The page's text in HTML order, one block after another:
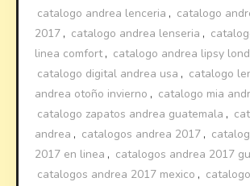
catalogo andrea lenceria , catalogo
2017 , catalogo andrea lenseria ,
linea comfort, catalogo andrea lipsy
catalogo digital andrea usa , catalogo
andrea otoño invierno , catalogo mia
catalogo zapatos andrea guatemala ,
andrea , catalogos andrea 2017 ,
2017 en linea , catalogos andrea 2017
catalogos andrea 2017 mexico ,